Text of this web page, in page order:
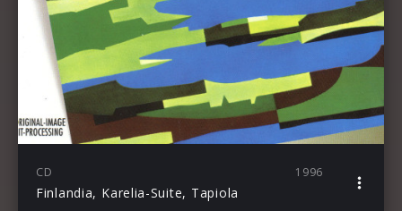
CD 1996
Finlandia, Karelia-Suite, Tapiola